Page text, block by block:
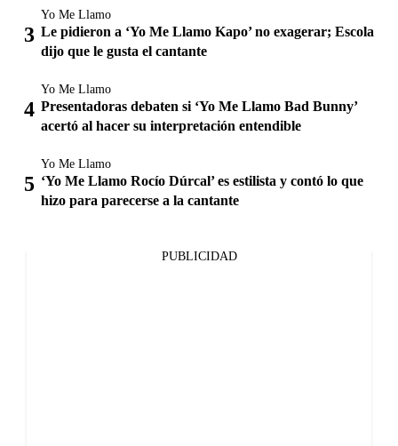
Yo Me Llamo
Le pidieron a ‘Yo Me Llamo Kapo’ no exagerar; Escola
dijo que le gusta el cantante
Yo Me Llamo
Presentadoras debaten si ‘Yo Me Llamo Bad Bunny’
acertó al hacer su interpretación entendible
Yo Me Llamo
‘Yo Me Llamo Rocío Dúrcal’ es estilista y contó lo que
hizo para parecerse a la cantante
PUBLICIDAD